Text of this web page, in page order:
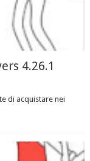
4.26.1
di acquistare nei